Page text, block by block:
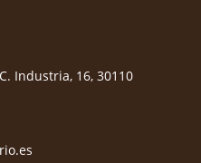
Industria, 16, 30110